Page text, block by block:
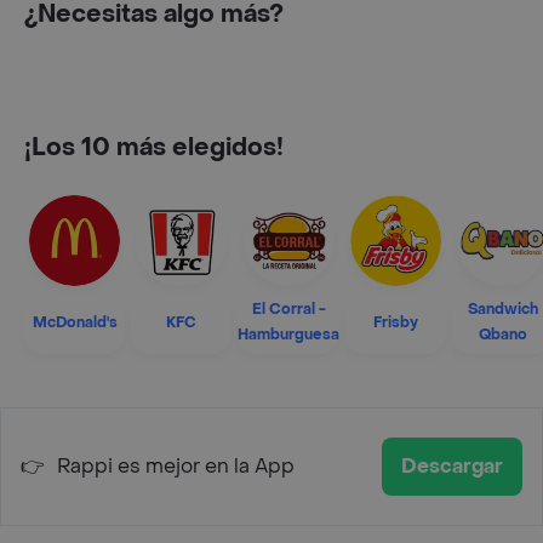
¿Necesitas algo más?
¡Los 10 más elegidos!
McDonald's KFC
El Corral -
Hamburguesa
Frisby
Sandwich
Qbano
👉 Rappi es mejor en la App Descargar